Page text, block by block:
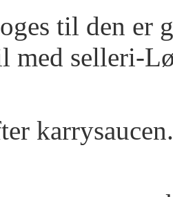
til den er
med selleri-